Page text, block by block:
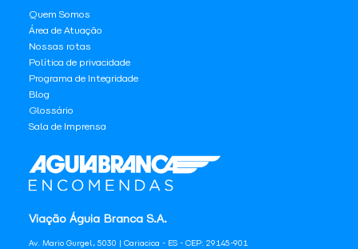
Viação Águia Branca S.A.
Av. Mario Gurgel, 5030 | Cariacica - ES - CEP: 29145-901
Quem Somos
Área de Atuação
Nossas rotas
Política de privacidade
Programa de Integridade
Blog
Glossário
Sala de Imprensa